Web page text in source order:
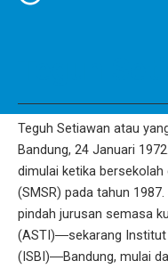
Teguh Setiawan atau
Bandung, 24 Januari
dimulai ketika bersekolah
(SMSR) pada tahun
pindah jurusan semasa
(ASTI)―sekarang Institut
(ISBI)―Bandung, mulai